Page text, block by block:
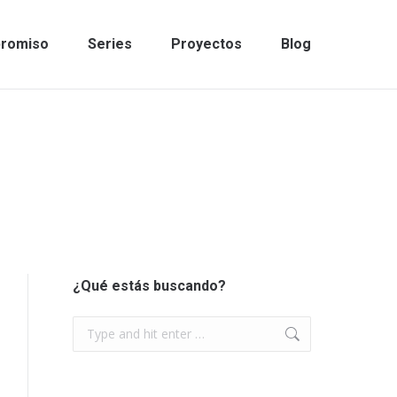
Series Proyectos Blog
¿Qué estás buscando?
Search: